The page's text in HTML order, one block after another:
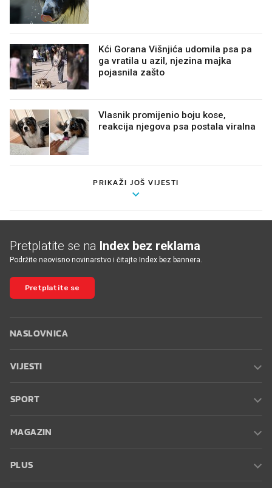
Kći Gorana Višnjića udomila psa pa
ga vratila u azil, njezina majka
pojasnila zašto
Vlasnik promijenio boju kose,
reakcija njegova psa postala viralna
PRIKAŽI JOŠ VIJESTI
Pretplatite se na Index bez reklama
Podržite neovisno novinarstvo i čitajte Index bez bannera.
Pretplatite se
NASLOVNICA
VIJESTI
SPORT
MAGAZIN
PLUS